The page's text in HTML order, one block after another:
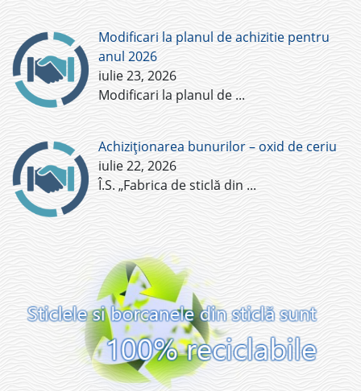
Modificari la planul de achizitie pentru
anul 2026
iulie 23, 2026
Modificari la planul de ...
Achiziționarea bunurilor – oxid de ceriu
iulie 22, 2026
Î.S. „Fabrica de sticlă din ...